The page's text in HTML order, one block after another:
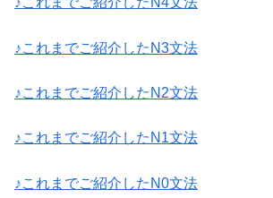
♪これまでご紹介したN3文法
♪これまでご紹介したN2文法
♪これまでご紹介したN1文法
♪これまでご紹介したN0文法